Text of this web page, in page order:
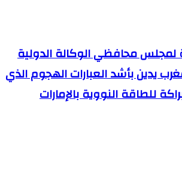
لمجلس محافظي الوكالة الدولية
يدين بأشد العبارات الهجوم الذي
للطاقة النووية بالإمارات